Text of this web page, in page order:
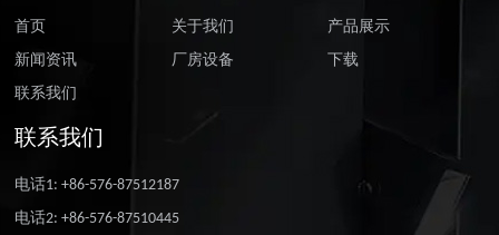
首页 关于我们
产品展示
新闻资讯
厂房设备
下载
联系我们
联系我们
电话1: +86-576-87512187
电话2: +86-576-87510445